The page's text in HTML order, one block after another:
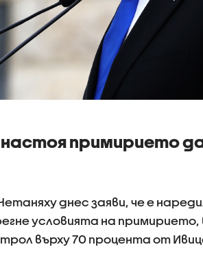
примирието
днес заяви, че е
условията на примирието,
върху 70 процента от